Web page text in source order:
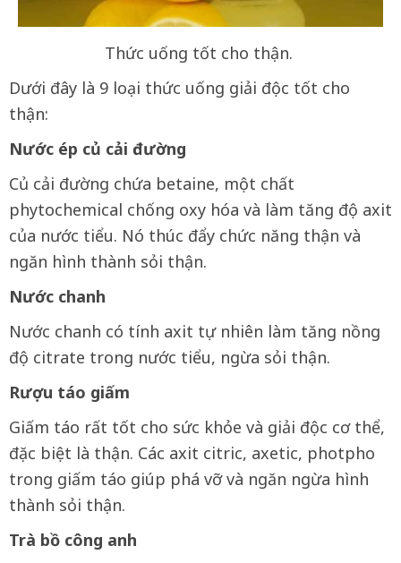
Thức uống tốt cho thận.
Dưới đây là 9 loại thức uống giải độc tốt cho
thận:
Nước ép củ cải đường
Củ cải đường chứa betaine, một chất
phytochemical chống oxy hóa và làm tăng độ axit
của nước tiểu. Nó thúc đẩy chức năng thận và
ngăn hình thành sỏi thận.
Nước chanh
Nước chanh có tính axit tự nhiên làm tăng nồng
độ citrate trong nước tiểu, ngừa sỏi thận.
Rượu táo giấm
Giấm táo rất tốt cho sức khỏe và giải độc cơ thể,
đặc biệt là thận. Các axit citric, axetic, photpho
trong giấm táo giúp phá vỡ và ngăn ngừa hình
thành sỏi thận.
Trà bồ công anh